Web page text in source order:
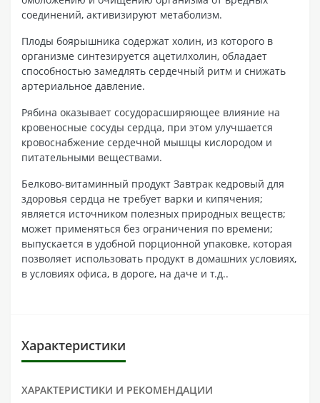
соединений, активизируют метаболизм.
Плоды боярышника содержат холин, из которого в
организме синтезируется ацетилхолин, обладает
способностью замедлять сердечный ритм и снижать
артериальное давление.
Рябина оказывает сосудорасширяющее влияние на
кровеносные сосуды сердца, при этом улучшается
кровоснабжение сердечной мышцы кислородом и
питательными веществами.
Белково-витаминный продукт Завтрак кедровый для
здоровья сердца не требует варки и кипячения;
является источником полезных природных веществ;
может применяться без ограничения по времени;
выпускается в удобной порционной упаковке, которая
позволяет использовать продукт в домашних условиях,
в условиях офиса, в дороге, на даче и т.д..
Характеристики
ХАРАКТЕРИСТИКИ И РЕКОМЕНДАЦИИ